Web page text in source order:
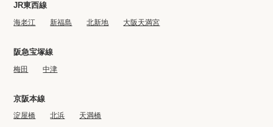
JR東西線
海老江 新福島 北新地 大阪天満宮
阪急宝塚線
梅田 中津
京阪本線
淀屋橋 北浜 天満橋